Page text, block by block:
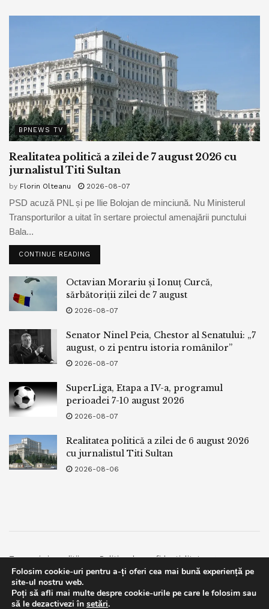
BPNEWS TV
Realitatea politică a zilei de 7 august 2026 cu
jurnalistul Titi Sultan
by Florin Olteanu 2026-08-07
PSD acuză PNL și pe Ilie Bolojan de minciună. Nu Ministerul
Transporturilor a uitat în sertare proiectul amenajării punctului
Bala...
CONTINUE READING
Octavian Morariu și Ionuț Curcă,
sărbătoriții zilei de 7 august
2026-08-07
Senator Ninel Peia, Chestor al Senatului: „7
august, o zi pentru istoria românilor”
2026-08-07
SuperLiga, Etapa a IV-a, programul
perioadei 7-10 august 2026
2026-08-07
Realitatea politică a zilei de 6 august 2026
cu jurnalistul Titi Sultan
2026-08-06
Termeni si conditii
Politica de confidentialitate
Facebook
Contact
© 2019bpnews- Business & Politics Newsbpnews.
Folosim cookie-uri pentru a-ți oferi cea mai bună experiență pe
site-ul nostru web.
Poți să afli mai multe despre cookie-urile pe care le folosim sau
să le dezactivezi în setări.
This website uses GDPR cookies. By continuing to use this